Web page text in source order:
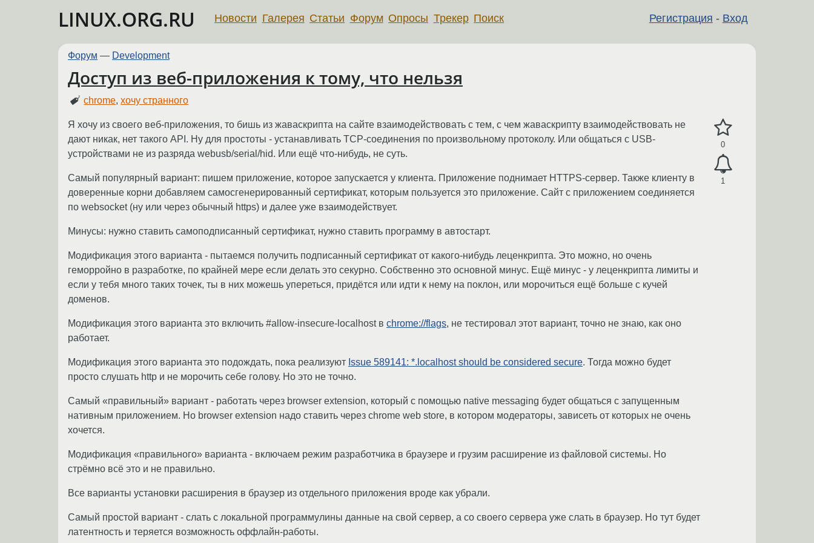
LINUX.ORG.RU Регистрация - Вход
Новости Галерея Статьи Форум Опросы Трекер Поиск
Форум — Development
Доступ из веб-приложения к тому, что нельзя
chrome,хочу странного
0
1
Я хочу из своего веб-приложения, то бишь из жаваскрипта на сайте взаимодействовать с тем, с чем жаваскрипту взаимодействовать не
дают никак, нет такого API. Ну для простоты - устанавливать TCP-соединения по произвольному протоколу. Или общаться с USB-
устройствами не из разряда webusb/serial/hid. Или ещё что-нибудь, не суть.
Самый популярный вариант: пишем приложение, которое запускается у клиента. Приложение поднимает HTTPS-сервер. Также клиенту в
доверенные корни добавляем самосгенерированный сертификат, которым пользуется это приложение. Сайт с приложением соединяется
по websocket (ну или через обычный https) и далее уже взаимодействует.
Минусы: нужно ставить самоподписанный сертификат, нужно ставить программу в автостарт.
Модификация этого варианта - пытаемся получить подписанный сертификат от какого-нибудь леценкрипта. Это можно, но очень
геморройно в разработке, по крайней мере если делать это секурно. Собственно это основной минус. Ещё минус - у леценкрипта лимиты и
если у тебя много таких точек, ты в них можешь упереться, придётся или идти к нему на поклон, или морочиться ещё больше с кучей
доменов.
Модификация этого варианта это включить #allow-insecure-localhost в chrome://flags, не тестировал этот вариант, точно не знаю, как оно
работает.
Модификация этого варианта это подождать, пока реализуют Issue 589141: *.localhost should be considered secure. Тогда можно будет
просто слушать http и не морочить себе голову. Но это не точно.
Самый «правильный» вариант - работать через browser extension, который с помощью native messaging будет общаться с запущенным
нативным приложением. Но browser extension надо ставить через chrome web store, в котором модераторы, зависеть от которых не очень
хочется.
Модификация «правильного» варианта - включаем режим разработчика в браузере и грузим расширение из файловой системы. Но
стрёмно всё это и не правильно.
Все варианты установки расширения в браузер из отдельного приложения вроде как убрали.
Самый простой вариант - слать с локальной программулины данные на свой сервер, а со своего сервера уже слать в браузер. Но тут будет
латентность и теряется возможность оффлайн-работы.